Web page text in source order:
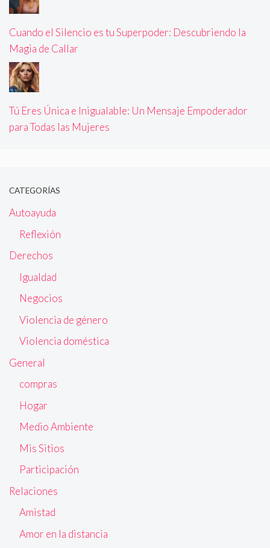
Cuando el Silencio es tu Superpoder: Descubriendo la
Magia de Callar
Tú Eres Única e Inigualable: Un Mensaje Empoderador
para Todas las Mujeres
CATEGORÍAS
Autoayuda
Reflexión
Derechos
Igualdad
Negocios
Violencia de género
Violencia doméstica
General
compras
Hogar
Medio Ambiente
Mis Sitios
Participación
Relaciones
Amistad
Amor en la distancia